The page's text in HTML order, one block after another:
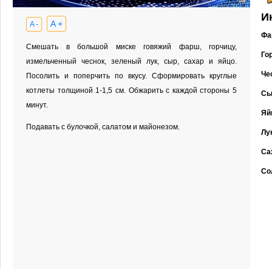
A - A +
Смешать в большой миске говяжий фарш, горчицу,
измельченный чеснок, зеленый лук, сыр, сахар и яйцо.
Посолить и поперчить по вкусу. Сформировать круглые
котлеты толщиной 1-1,5 см. Обжарить с каждой стороны 5
минут.
Подавать с булочкой, салатом и майонезом.